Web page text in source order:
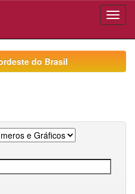
do Brasil